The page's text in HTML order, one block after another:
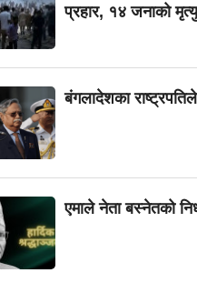
प्रहार, १४ जनाको
बंगलादेशका राष्ट्रपतिले
एमाले नेता बस्नेतको